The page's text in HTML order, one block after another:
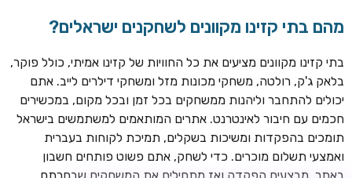
ROYSPINS
MEGAPARI
בונוס קבלת פנים: עד 125% בונוס עד €450 + 250 ספינים חינם
חבילת קבלת פנים: עד 280% בונוס עד €2,200 + 230 ספינים
מהם בתי קזינו מקוונים לשחקנים ישראלים?
בתי קזינו מקוונים מציעים את כל החוויות של קזינו אמיתי, כולל פוקר,
בלאק ג'ק, רולטה, משחקי מכונות מזל ומשחקי דילרים לייב. אתם
יכולים להתחבר וליהנות ממשחקים בכל זמן ובכל מקום, במכשירים
חכמים עם חיבור לאינטרנט. אתרים המותאמים למשתמשים בישראל
תומכים בהפקדות ומשיכות בשקלים, תמיכת לקוחות בעברית
ואמצעי תשלום מוכרים. כדי לשחק, אתם פשוט פותחים חשבון